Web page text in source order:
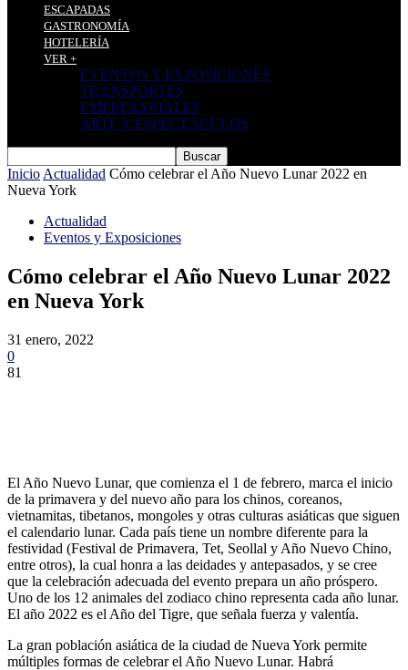
ESCAPADAS
GASTRONOMÍA
HOTELERÍA
VER +
EVENTOS Y EXPOSICIONES
TRANSPORTES
EMPRESARIALES
ARTE Y ESPECTÁCULOS
Inicio Actualidad Cómo celebrar el Año Nuevo Lunar 2022 en
Nueva York
Actualidad
Eventos y Exposiciones
Cómo celebrar el Año Nuevo Lunar 2022
en Nueva York
31 enero, 2022
0
81
El Año Nuevo Lunar, que comienza el 1 de febrero, marca el inicio
de la primavera y del nuevo año para los chinos, coreanos,
vietnamitas, tibetanos, mongoles y otras culturas asiáticas que siguen
el calendario lunar. Cada país tiene un nombre diferente para la
festividad (Festival de Primavera, Tet, Seollal y Año Nuevo Chino,
entre otros), la cual honra a las deidades y antepasados, y se cree
que la celebración adecuada del evento prepara un año próspero.
Uno de los 12 animales del zodiaco chino representa cada año lunar.
El año 2022 es el Año del Tigre, que señala fuerza y valentía.
La gran población asiática de la ciudad de Nueva York permite
múltiples formas de celebrar el Año Nuevo Lunar. Habrá